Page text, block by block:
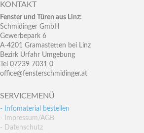
KONTAKT
Fenster und Türen aus Linz:
Schmidinger GmbH
Gewerbepark 6
A-4201 Gramastetten bei Linz
Bezirk Urfahr Umgebung
Tel 07239 7031 0
office@fensterschmidinger.at
SERVICEMENÜ
- Infomaterial bestellen
- Impressum/AGB
- Datenschutz